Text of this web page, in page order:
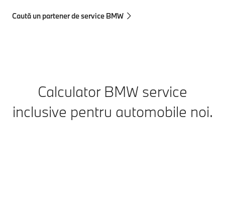
Caută un partener de service BMW
Calculator BMW service
inclusive pentru automobile noi.